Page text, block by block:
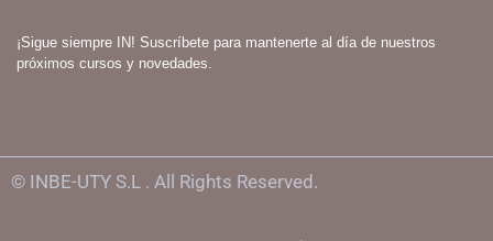
¡Sigue siempre IN! Suscríbete para mantenerte al día de nuestros
próximos cursos y novedades.
© INBE-UTY S.L . All Rights Reserved.